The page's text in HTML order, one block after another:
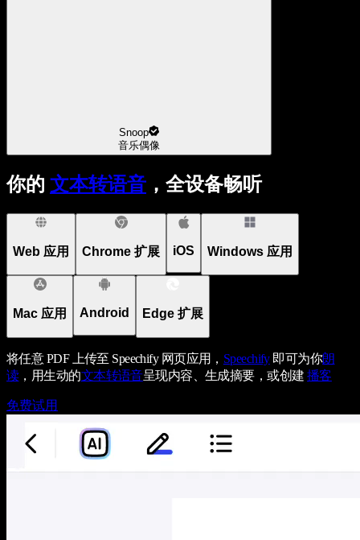
Snoop
音乐偶像
你的 文本转语音 ，全设备畅听
Web 应用 Chrome 扩展 iOS Windows 应用
Mac 应用 Android Edge 扩展
将任意 PDF 上传至 Speechify 网页应用， Speechify即可为你朗
读，用生动的文本转语音呈现内容、生成摘要，或创建播客
免费试用